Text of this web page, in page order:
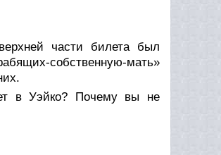
части билета был
собственную-мать»
в Уэйко? Почему вы не